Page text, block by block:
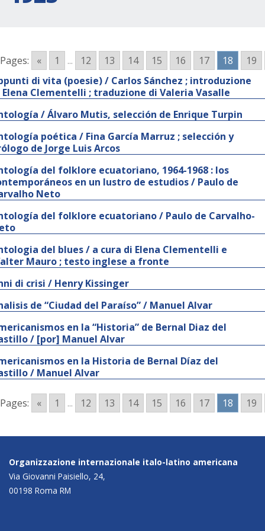
Pages: « 1 ... 12 13 14 15 16 17 18
19
di vita (poesie) / Carlos Sánchez ; introduzione
Elena Clementelli ; traduzione di Valeria Vasalle
/ Álvaro Mutis, selección de Enrique Turpin
poética / Fina García Marruz ; selección y
de Jorge Luis Arcos
del folklore ecuatoriano, 1964-1968 : los
en un lustro de estudios / Paulo de
Neto
del folklore ecuatoriano / Paulo de Carvalho-
del blues / a cura di Elena Clementelli e
Mauro ; testo inglese a fronte
di crisi / Henry Kissinger
de “Ciudad del Paraíso” / Manuel Alvar
en la “Historia” de Bernal Diaz del
/ [por] Manuel Alvar
en la Historia de Bernal Díaz del
/ Manuel Alvar
Pages: « 1 ... 12 13 14 15 16 17 18 19
Organizzazione internazionale italo-latino americana
Via Giovanni Paisiello, 24,
00198 Roma RM